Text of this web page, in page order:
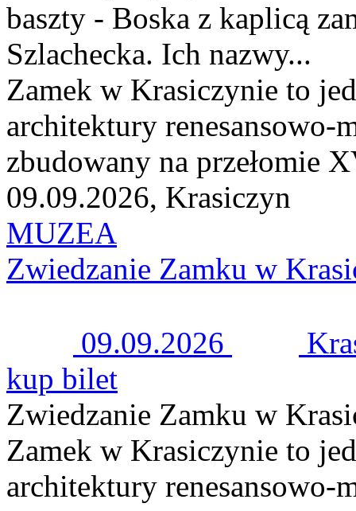
baszty - Boska z kaplicą
Szlachecka. Ich nazwy...
Zamek w Krasiczynie to
architektury renesansowo-
zbudowany na przełomie
09.09.2026, Krasiczyn
MUZEA
Zwiedzanie Zamku w
09.09.2026
kup bilet
Zwiedzanie Zamku w
Zamek w Krasiczynie to
architektury renesansowo-